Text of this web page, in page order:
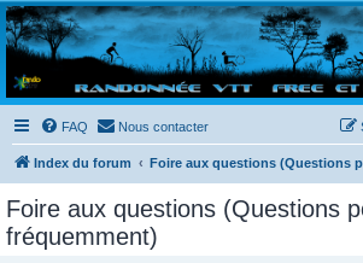
Randovttfree.fr
Bienvenue sur le site des randos vtt et pédestre de Bretagne
et bonnes randos dans l'Ouest !
FAQ Nous contacter
Index du forum Foire aux questions (Questions
Foire aux questions (Questions
fréquemment)